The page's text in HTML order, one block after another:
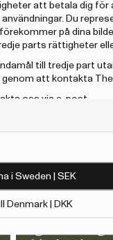
att betala dig för
Du
på dina
parts rättigheter
till tredje part
att kontakta
oss via e-post.
Nyhetsbrev
i Sweden | SEK
Denmark | DKK